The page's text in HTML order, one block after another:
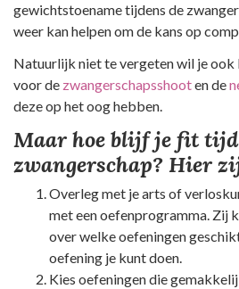
gewichtstoename tijdens de
weer kan helpen om de kans op
Natuurlijk niet te vergeten wil je ook
voor de zwangerschapsshooten de
deze op het oog hebben.
Maar hoe blijf je fit
zwangerschap? Hier
Overleg met je arts of
met een oefenprogramma. Zij
over welke oefeningen
oefening je kunt doen.
Kies oefeningen die